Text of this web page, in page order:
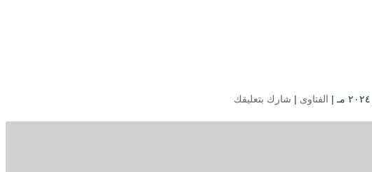
الفتاوى | شارك بتعليقك